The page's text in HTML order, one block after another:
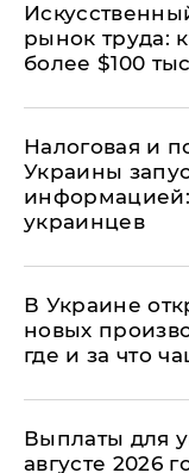
рынок труда:
более $100
Налоговая и
Украины
информацией:
украинцев
В Украине
новых
где и за что
Выплаты для
августе 2026